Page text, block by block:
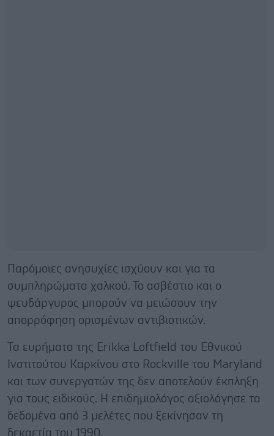
Παρόμοιες ανησυχίες ισχύουν και για τα
συμπληρώματα χαλκού. Το ασβέστιο και ο
ψευδάργυρος μπορούν να μειώσουν την
απορρόφηση ορισμένων αντιβιοτικών.
Τα ευρήματα της Erikka Loftfield του Εθνικού
Ινστιτούτου Καρκίνου στο Rockville του Maryland
και των συνεργατών της δεν αποτελούν έκπληξη
για τους ειδικούς. Η επιδημιολόγος αξιολόγησε τα
δεδομένα από 3 μελέτες που ξεκίνησαν τη
δεκαετία του 1990.